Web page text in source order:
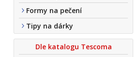
Formy na pečení
Tipy na dárky
Dle katalogu Tescoma